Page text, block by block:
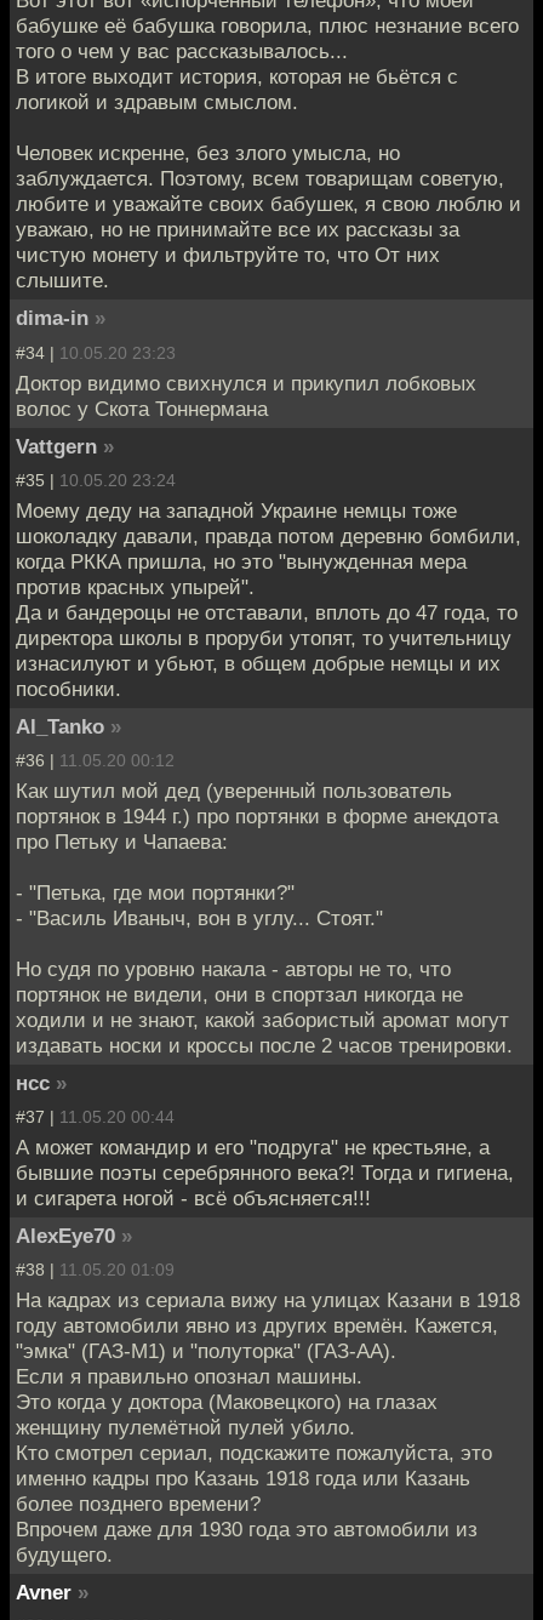
бабушке её бабушка говорила, плюс незнание всего
того о чем у вас рассказывалось...
В итоге выходит история, которая не бьётся с
логикой и здравым смыслом.
Человек искренне, без злого умысла, но
заблуждается. Поэтому, всем товарищам советую,
любите и уважайте своих бабушек, я свою люблю и
уважаю, но не принимайте все их рассказы за
чистую монету и фильтруйте то, что От них
слышите.
dima-in »
#34 | 10.05.20 23:23
Доктор видимо свихнулся и прикупил лобковых
волос у Скота Тоннермана
Vattgern »
#35 | 10.05.20 23:24
Моему деду на западной Украине немцы тоже
шоколадку давали, правда потом деревню бомбили,
когда РККА пришла, но это "вынужденная мера
против красных упырей".
Да и бандероцы не отставали, вплоть до 47 года, то
директора школы в проруби утопят, то учительницу
изнасилуют и убьют, в общем добрые немцы и их
пособники.
Al_Tanko »
#36 | 11.05.20 00:12
Как шутил мой дед (уверенный пользователь
портянок в 1944 г.) про портянки в форме анекдота
про Петьку и Чапаева:
- "Петька, где мои портянки?"
- "Василь Иваныч, вон в углу... Стоят."
Но судя по уровню накала - авторы не то, что
портянок не видели, они в спортзал никогда не
ходили и не знают, какой забористый аромат могут
издавать носки и кроссы после 2 часов тренировки.
нсс »
#37 | 11.05.20 00:44
А может командир и его "подруга" не крестьяне, а
бывшие поэты серебрянного века?! Тогда и гигиена,
и сигарета ногой - всё объясняется!!!
AlexEye70 »
#38 | 11.05.20 01:09
На кадрах из сериала вижу на улицах Казани в 1918
году автомобили явно из других времён. Кажется,
"эмка" (ГАЗ-М1) и "полуторка" (ГАЗ-АА).
Если я правильно опознал машины.
Это когда у доктора (Маковецкого) на глазах
женщину пулемётной пулей убило.
Кто смотрел сериал, подскажите пожалуйста, это
именно кадры про Казань 1918 года или Казань
более позднего времени?
Впрочем даже для 1930 года это автомобили из
будущего.
Avner »